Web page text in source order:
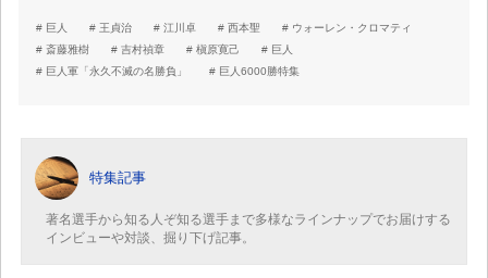
巨人 王貞治 江川卓 西本聖
ウォーレン・クロマティ
斎藤雅樹
吉村禎章 槇原寛己
巨人
巨人軍「永久不滅の名勝負」
巨人6000勝特集
特集記事
著名選手から知る人ぞ知る選手まで多様なラインナップでお届けする
インビューや対談、掘り下げ記事。